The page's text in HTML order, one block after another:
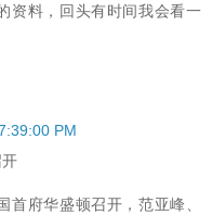
资料，回头有时间我会看一
PM
府华盛顿召开，范亚峰、